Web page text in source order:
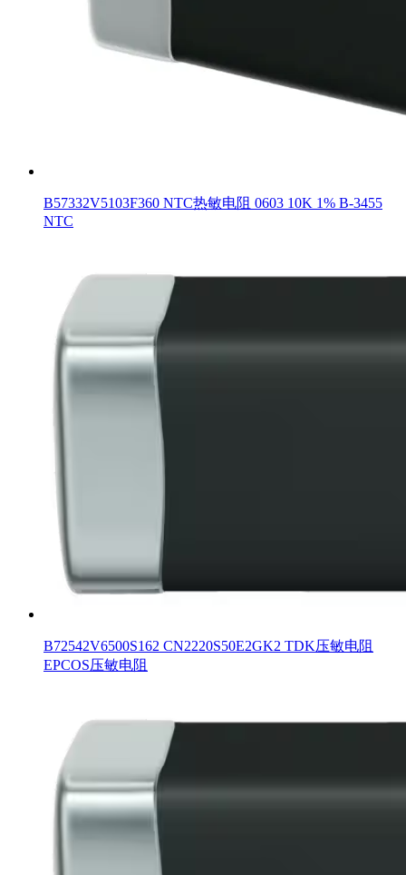
B57332V5103F360 NTC热敏电阻 0603 10K 1% B-3455
NTC
B72542V6500S162 CN2220S50E2GK2 TDK压敏电阻
EPCOS压敏电阻